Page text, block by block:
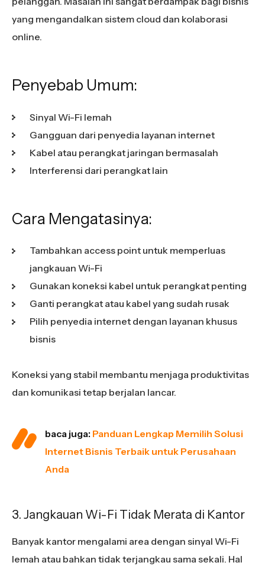
yang mengandalkan sistem cloud dan kolaborasi
online.
Penyebab Umum:
Sinyal Wi-Fi lemah
Gangguan dari penyedia layanan internet
Kabel atau perangkat jaringan bermasalah
Interferensi dari perangkat lain
Cara Mengatasinya:
Tambahkan access point untuk memperluas
jangkauan Wi-Fi
Gunakan koneksi kabel untuk perangkat penting
Ganti perangkat atau kabel yang sudah rusak
Pilih penyedia internet dengan layanan khusus
bisnis
Koneksi yang stabil membantu menjaga produktivitas
dan komunikasi tetap berjalan lancar.
baca juga: Panduan Lengkap Memilih Solusi
Internet Bisnis Terbaik untuk Perusahaan
Anda
3. Jangkauan Wi-Fi Tidak Merata di Kantor
Banyak kantor mengalami area dengan sinyal Wi-Fi
lemah atau bahkan tidak terjangkau sama sekali. Hal